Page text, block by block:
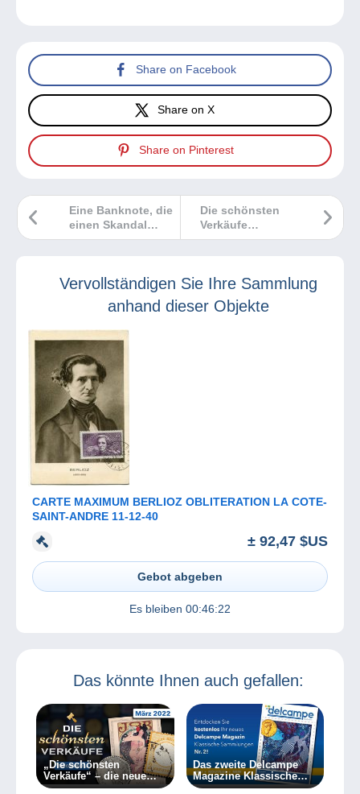
Share on Facebook
Share on X
Share on Pinterest
Die schönsten
Verkäufe
Delcampe April
Eine Banknote, die
einen Skandal
auslöste!
Vervollständigen Sie Ihre Sammlung
anhand dieser Objekte
CARTE MAXIMUM BERLIOZ OBLITERATION LA COTE-
SAINT-ANDRE 11-12-40
± 92,47 $US
Gebot abgeben
Es bleiben 00:46:22
Das könnte Ihnen auch gefallen:
„Die schönsten
Verkäufe“ – die neue
Videoreihe von
Das zweite Delcampe
Magazine Klassische
Sammlungen liegt für